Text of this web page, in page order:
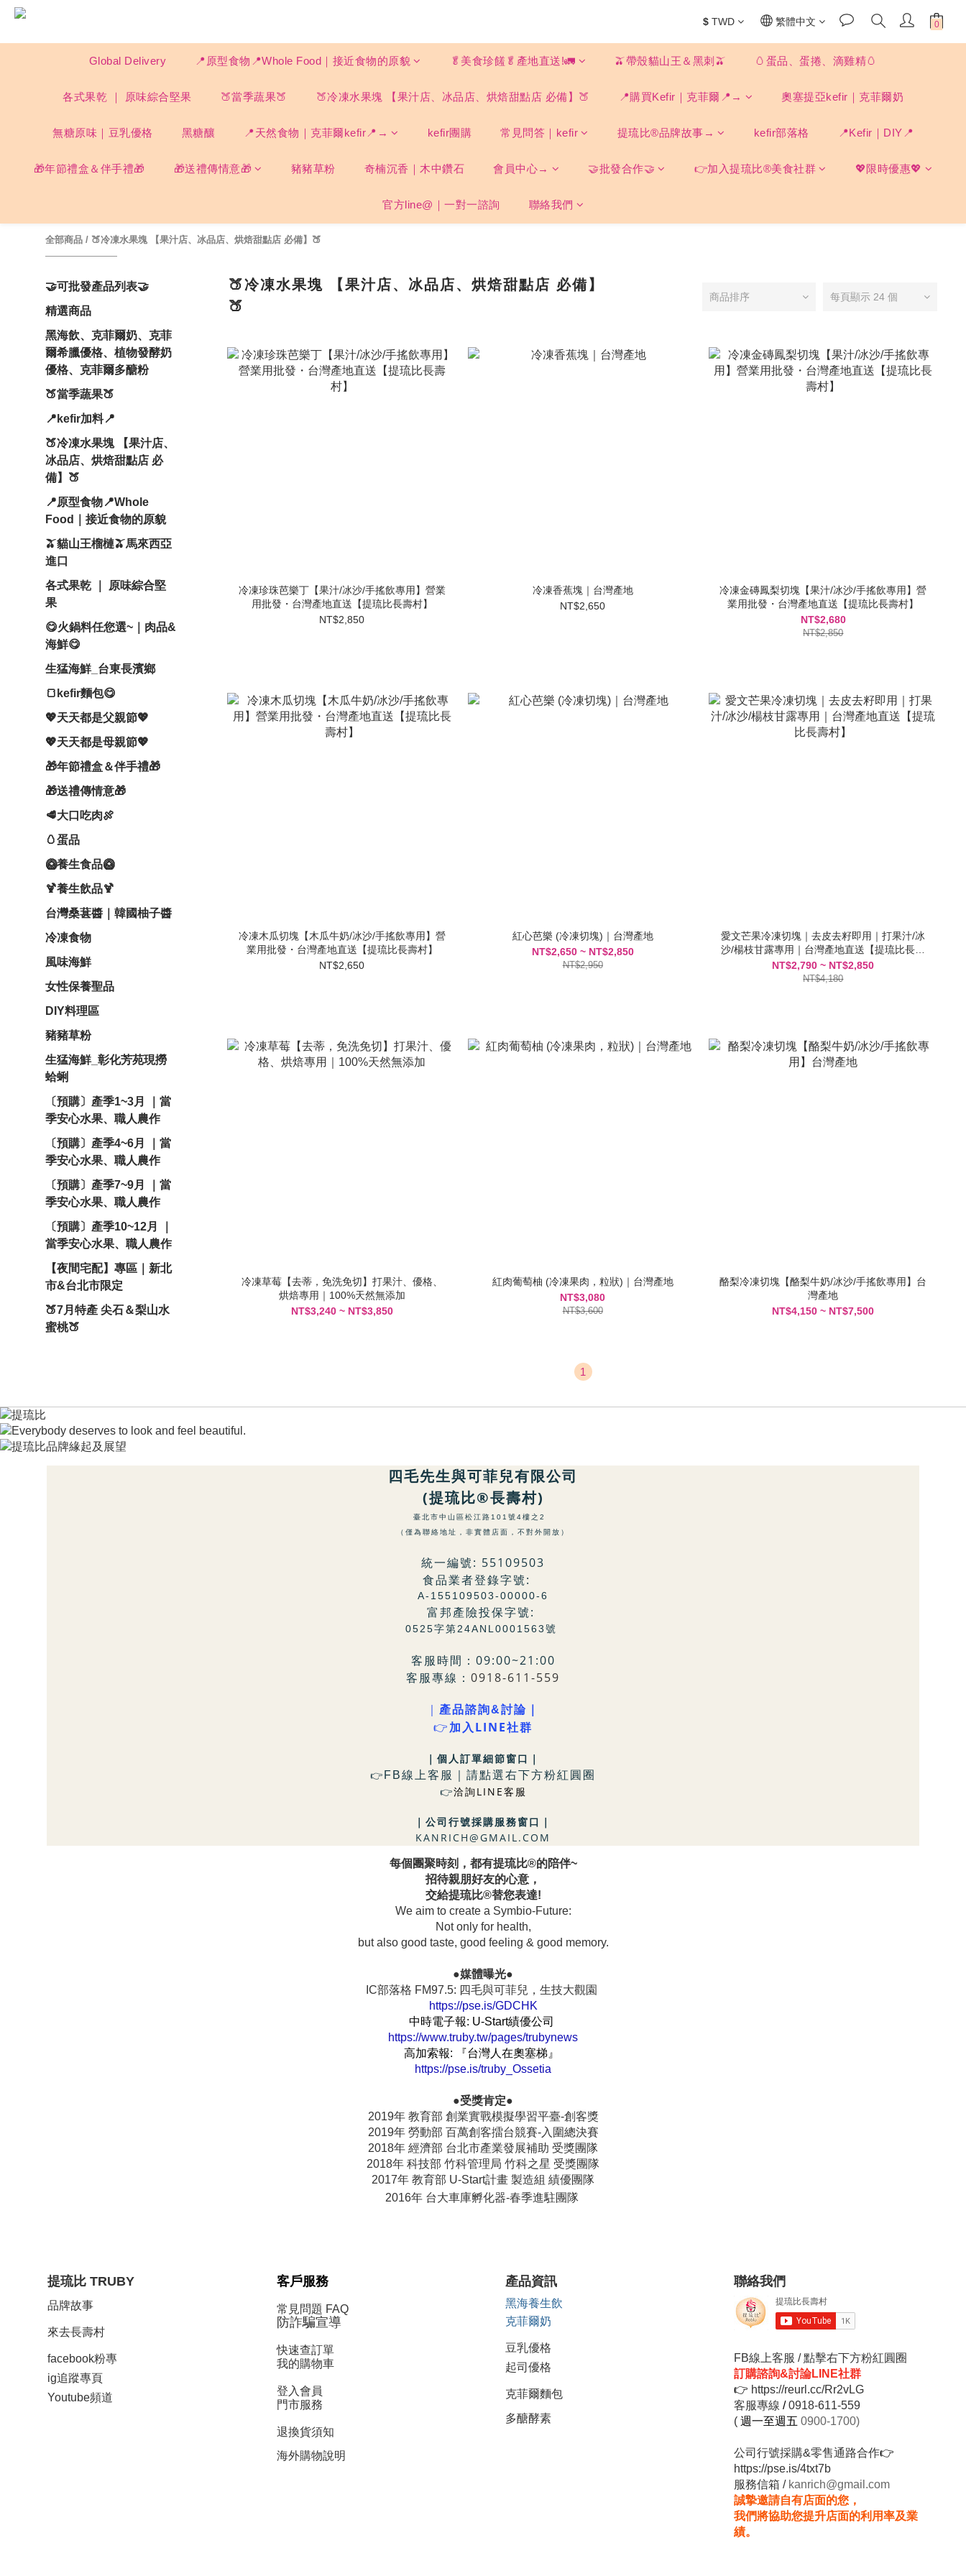
$ TWD 繁體中文
Global Delivery 📍原型食物📍Whole Food｜接近食物的原貌 🥬美食珍饈🥬產地直送!🚛 🫒帶殼貓山王＆黑刺🫒 🥚蛋品、蛋捲、滴雞精🥚
各式果乾 ｜ 原味綜合堅果 🍑當季蔬果🍑 🍑冷凍水果塊 【果汁店、冰品店、烘焙甜點店 必備】🍑 📍購買Kefir｜克菲爾📍→ 奧塞提亞kefir｜克菲爾奶
無糖原味｜豆乳優格 黑糖釀 📍天然食物｜克菲爾kefir📍→ kefir團購 常見問答｜kefir 提琉比®品牌故事→ kefir部落格 📍Kefir｜DIY📍
🎁年節禮盒＆伴手禮🎁 🎁送禮傳情意🎁 豬豬草粉 奇楠沉香｜木中鑽石 會員中心→ 🤝批發合作🤝 👉加入提琉比®美食社群 💖限時優惠💖
官方line@｜一對一諮詢 聯絡我們
全部商品 / 🍑冷凍水果塊 【果汁店、冰品店、烘焙甜點店 必備】🍑
🤝可批發產品列表🤝
精選商品
黑海飲、克菲爾奶、克菲
爾希臘優格、植物發酵奶
優格、克菲爾多醣粉
🍑當季蔬果🍑
📍kefir加料📍
🍑冷凍水果塊 【果汁店、
冰品店、烘焙甜點店 必
備】🍑
📍原型食物📍Whole
Food｜接近食物的原貌
🫒貓山王榴槤🫒馬來西亞
進口
各式果乾 ｜ 原味綜合堅
果
😋火鍋料任您選~｜肉品&
海鮮😋
生猛海鮮_台東長濱鄉
🍞kefir麵包😋
💖天天都是父親節💖
💖天天都是母親節💖
🎁年節禮盒＆伴手禮🎁
🎁送禮傳情意🎁
🥩大口吃肉🍖
🥚蛋品
🥝養生食品🥝
🍹養生飲品🍹
台灣桑葚醬｜韓國柚子醬
冷凍食物
風味海鮮
女性保養聖品
DIY料理區
豬豬草粉
生猛海鮮_彰化芳苑現撈
蛤蜊
〔預購〕產季1~3月 ｜當
季安心水果、職人農作
〔預購〕產季4~6月 ｜當
季安心水果、職人農作
〔預購〕產季7~9月 ｜當
季安心水果、職人農作
〔預購〕產季10~12月 ｜
當季安心水果、職人農作
【夜間宅配】專區｜新北
市&台北市限定
🍑7月特產 尖石＆梨山水
蜜桃🍑
🍑冷凍水果塊 【果汁店、冰品店、烘焙甜點店 必備】
🍑
商品排序 每頁顯示 24 個
冷凍珍珠芭樂丁【果汁/冰沙/手搖飲專用】營業
用批發・台灣產地直送【提琉比長壽村】
NT$2,850
冷凍香蕉塊｜台灣產地
NT$2,650
冷凍金磚鳳梨切塊【果汁/冰沙/手搖飲專用】營
業用批發・台灣產地直送【提琉比長壽村】
NT$2,680
NT$2,850
冷凍木瓜切塊【木瓜牛奶/冰沙/手搖飲專用】營
業用批發・台灣產地直送【提琉比長壽村】
NT$2,650
紅心芭樂 (冷凍切塊)｜台灣產地
NT$2,650 ~ NT$2,850
NT$2,950
愛文芒果冷凍切塊｜去皮去籽即用｜打果汁/冰
沙/楊枝甘露專用｜台灣產地直送【提琉比長壽
村】
NT$2,790 ~ NT$2,850
NT$4,180
冷凍草莓【去蒂，免洗免切】打果汁、優格、
烘焙專用｜100%天然無添加
NT$3,240 ~ NT$3,850
紅肉葡萄柚 (冷凍果肉，粒狀)｜台灣產地
NT$3,080
NT$3,600
酪梨冷凍切塊【酪梨牛奶/冰沙/手搖飲專用】台
灣產地
NT$4,150 ~ NT$7,500
1
四毛先生與可菲兒有限公司
(提琉比®長壽村)
臺北市中山區松江路101號4樓之2
（僅為聯絡地址，非實體店面，不對外開放）
統一編號: 55109503
食品業者登錄字號:
A-155109503-00000-6
富邦產險投保字號:
0525字第24ANL0001563號
客服時間：09:00~21:00
客服專線： 0918-611-559
產品諮詢&討論｜
👉 加入 LINE社群
｜個人訂單細節窗口
👉 FB線上客服｜請點選右下方粉紅圓圈
👉洽詢LINE客服
公司行號採購服務窗口
KANRICH@GMAIL.COM
每個團聚時刻，都有提琉比®的陪伴~
招待親朋好友的心意，
交給提琉比®替您表達!
We aim to create a Symbio-Future:
Not only for health,
but also good taste, good feeling & good memory.
●媒體曝光●
IC部落格 FM97.5: 四毛與可菲兒，生技大觀園
https://pse.is/GDCHK
中時電子報: U-Start績優公司
https://www.truby.tw/pages/trubynews
高加索報: 『台灣人在奧塞梯』
https://pse.is/truby_Ossetia
●受獎肯定●
2019年 教育部 創業實戰模擬學習平臺-創客獎
2019年 勞動部 百萬創客擂台競賽-入圍總決賽
2018年 經濟部 台北市產業發展補助 受獎團隊
2018年 科技部 竹科管理局 竹科之星 受獎團隊
2017年 教育部 U-Start計畫 製造組 績優團隊
2016年 台大車庫孵化器-春季進駐團隊
提琉比 TRUBY
品牌故事
來去長壽村
facebook粉專
ig追蹤專頁
Youtube頻道
客戶服務
常見問題 FAQ
防詐騙宣導
快速查訂單
我的購物車
登入會員
門市服務
退換貨須知
海外購物說明
產品資訊
黑海養生飲
克菲爾奶
豆乳優格
起司優格
克菲爾麵包
多醣酵素
聯絡我們
FB線上客服 / 點擊右下方粉紅圓圈
訂購諮詢&討論LINE社群
👉 https://reurl.cc/Rr2vLG
客服專線 /0918-611-559
( 週一至週五 0900-1700)
公司行號採購&零售通路合作👉
https://pse.is/4txt7b
服務信箱 / kanrich@gmail.com
誠摯邀請自有店面的您，
我們將協助您提升店面的利用率及業
績。